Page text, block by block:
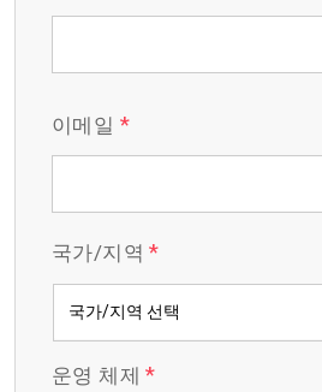
이메일 *
국가/지역 *
운영 체제 *